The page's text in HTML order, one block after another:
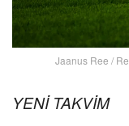
Jaanus Ree /
YENİ TAKVİM